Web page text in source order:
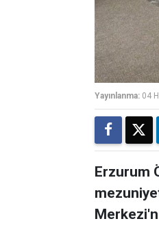
Yayınlanma: 04
Erzurum